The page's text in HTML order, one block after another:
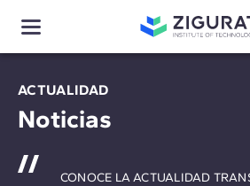
ACTUALIDAD
Noticias
CONOCE LA ACTUALIDAD